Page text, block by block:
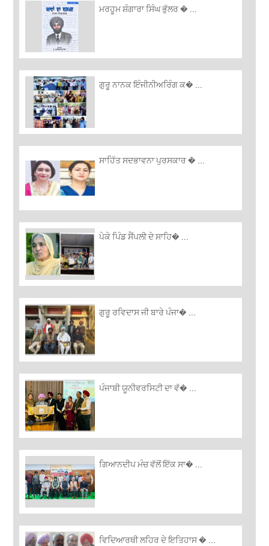
ਮਰਹੂਮ ਸ਼ੰਗਾਰਾ ਸਿੰਘ ਭੁੱਲਰ � ...
ਗੁਰੂ ਨਾਨਕ ਇੰਜੀਨੀਅਰਿੰਗ ਕ� ...
ਸਾਹਿੱਤ ਸਦਭਾਵਨਾ ਪੁਰਸਕਾਰ � ...
ਪੇਕੇ ਪਿੰਡ ਸੈਂਪਲੀ ਦੇ ਸਾਹਿ� ...
ਗੁਰੂ ਰਵਿਦਾਸ ਜੀ ਬਾਰੇ ਪੰਜਾ� ...
ਪੰਜਾਬੀ ਯੂਨੀਵਰਸਿਟੀ ਦਾ ਵੱ� ...
ਗਿਆਨਦੀਪ ਮੰਚ ਵੱਲੋਂ ਇੱਕ ਸਾ� ...
ਵਿਦਿਆਰਥੀ ਲਹਿਰ ਦੇ ਇਤਿਹਾਸ � ...